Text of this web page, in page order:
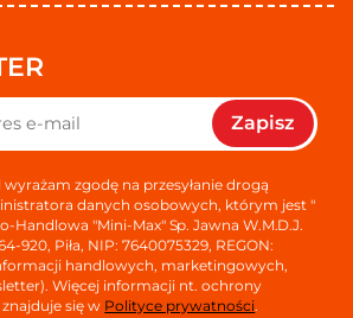
Zapisz
zgodę na przesyłanie drogą
danych osobowych, którym jest "
Handlowa "Mini-Max" Sp. Jawna W.M.D.J.
920, Piła, NIP: 7640075329, REGON:
handlowych, marketingowych,
Więcej informacji nt. ochrony
się w Polityce prywatności.